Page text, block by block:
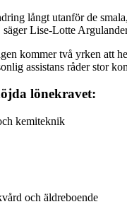
långt utanför de
säger Lise-Lotte
kommer två yrken att
assistans råder stor
lönekravet:
kemiteknik
och äldreboende